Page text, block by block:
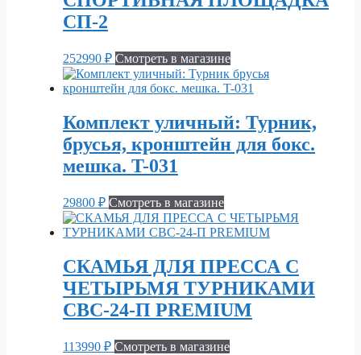
СП-2
252990 ₽ Смотреть в магазине
Комплект уличный: Турник,
брусья, кронштейн для бокс.
мешка. T-031
29800 ₽ Смотреть в магазине
СКАМЬЯ ДЛЯ ПРЕССА С
ЧЕТЫРЬМЯ ТУРНИКАМИ
СВС-24-П PREMIUM
113990 ₽ Смотреть в магазине